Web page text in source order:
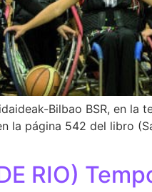
Bilbao BSR, en
la página 542 del libro
RIO)